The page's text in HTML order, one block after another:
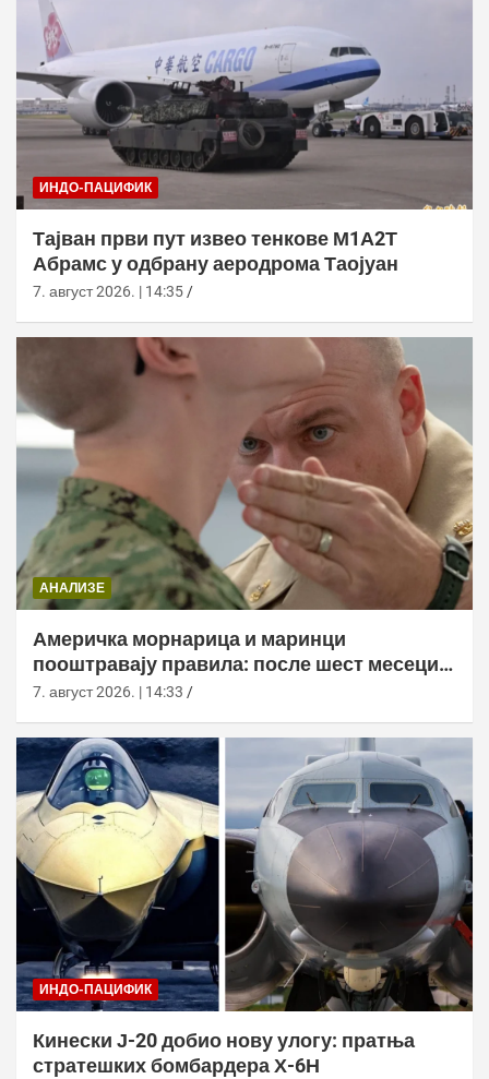
ИНДО-ПАЦИФИК
Тајван први пут извео тенкове М1А2Т
Абрамс у одбрану аеродрома Таојуан
7. август 2026. | 14:35
АНАЛИЗЕ
Америчка морнарица и маринци
пооштравају правила: после шест месеци
дозволе за браду следи службено
7. август 2026. | 14:33
ИНДО-ПАЦИФИК
Кинески Ј-20 добио нову улогу: пратња
стратешких бомбардера Х-6Н